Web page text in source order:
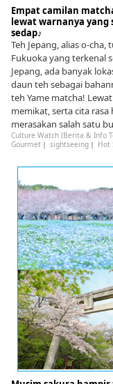
Empat camilan
lewat warnanya
sedap♪
Teh Jepang, alias o-
Fukuoka yang terkenal
Jepang, ada banyak
daun teh sebagai
teh Yame matcha!
memikat, serta cita
merasakan salah satu
Culture Watch (Berita & Info
Gourmet｜ sightseeing｜ Hot